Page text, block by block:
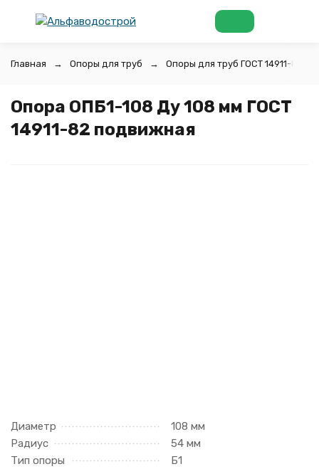
Главная Опоры для труб Опоры для труб ГОСТ 14911-82
Опора ОПБ1-108 Ду 108 мм ГОСТ
14911-82 подвижная
Диаметр
108 мм
Радиус
54 мм
Тип опоры
Б1